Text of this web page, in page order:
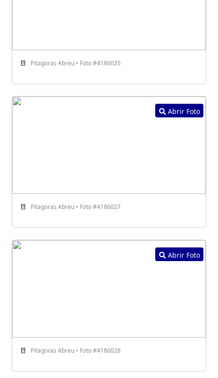
Pitagoras Abreu • Foto #4186025
Abrir Foto
Pitagoras Abreu • Foto #4186027
Abrir Foto
Pitagoras Abreu • Foto #4186028